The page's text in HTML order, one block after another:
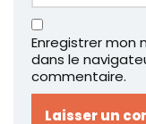
Enregistrer mon
dans le
commentaire.